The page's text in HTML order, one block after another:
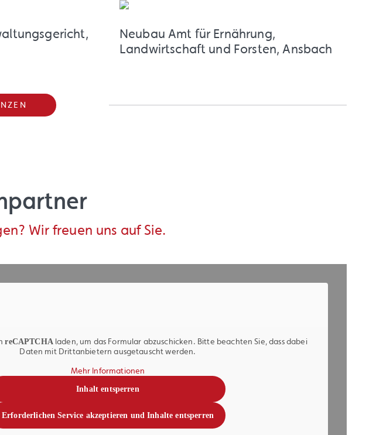
Neubau Amt für Ernährung,
Landwirtschaft und Forsten, Ansbach
Wir freuen uns auf Sie.
reCAPTCHAladen, um das Formular abzuschicken. Bitte beachten Sie, dass dabei
Daten mit Drittanbietern ausgetauscht werden.
Mehr Informationen
Inhalt entsperren
Erforderlichen Service akzeptieren und Inhalte entsperren